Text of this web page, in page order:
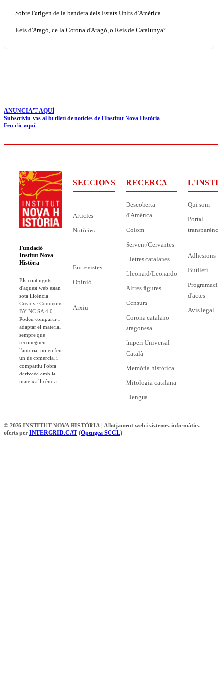
Sobre l'origen de la bandera dels Estats Units d'Amèrica
Reis d'Aragó, de la Corona d'Aragó, o Reis de Catalunya?
ANUNCIA'T AQUÍ
Subscriviu-vos al butlletí de notícies de l'Institut Nova Història
Feu clic aquí
Fundació
Institut Nova
Història
Els continguts
d'aquest web estan
sota llicència
Creative Commons
BY-NC-SA 4.0
Podeu compartir i
adaptar el material
sempre que
reconegueu
l'autoria, no en feu
un ús comercial i
compartiu l'obra
derivada amb la
mateixa llicència.
SECCIONS
Articles
Notícies
Entrevistes
Opinió
Arxiu
RECERCA
Descoberta
d'Amèrica
Colom
Servent/Cervantes
Lletres catalanes
Lleonard/Leonardo
Altres figures
Censura
Corona catalano-
aragonesa
Imperi Universal
Català
Memòria històrica
Mitologia catalana
Llengua
Qui som
Portal
Adhesions
Butlletí
d'actes
Avís legal
© 2026 INSTITUT NOVA HISTÒRIA | Allotjament web i sistemes informàtics
oferts per INTERGRID.CAT (Opengea SCCL)